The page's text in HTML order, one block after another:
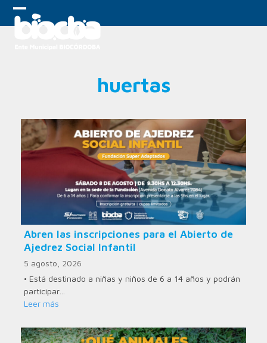
Skip
Open
Close
huertas
Abren las inscripciones para el Abierto de
Ajedrez Social Infantil
5 agosto, 2026
• Está destinado a niñas y niños de 6 a 14 años y podrán
participar…
Leer más